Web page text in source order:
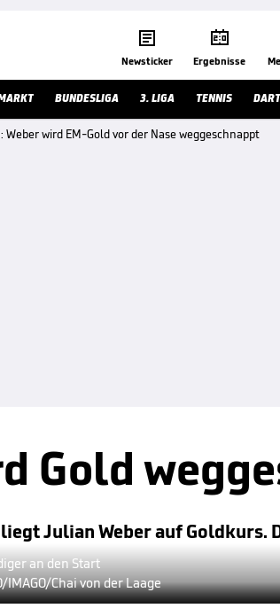

Newsticker

Ergebnisse
BUNDESLIGA 3. LIGA TENNIS
wird EM-Gold vor der Nase weggeschnappt
Gold
Julian Weber auf Goldkurs.
an den Start
Chai von der Laage